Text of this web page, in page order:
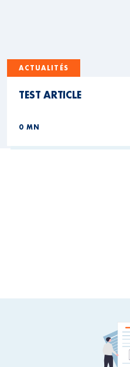
ACTUALITÉS
TEST ARTICLE
0 MN